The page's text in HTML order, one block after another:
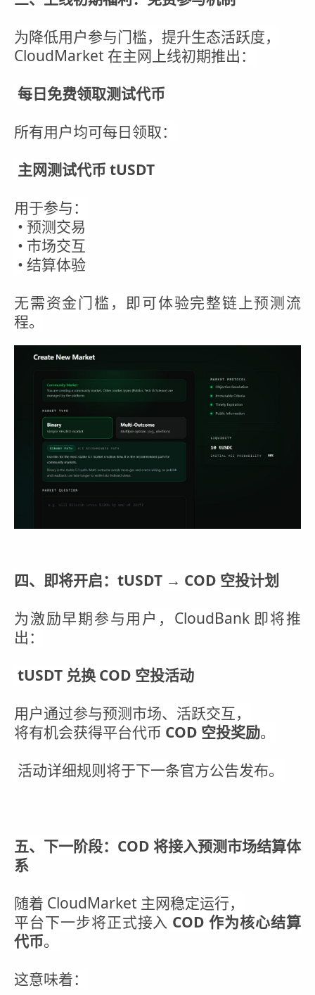
为降低用户参与门槛，提升生态活跃度，
CloudMarket 在主网上线初期推出：
每日免费领取测试代币
所有用户均可每日领取：
主网测试代币 tUSDT
用于参与：
• 预测交易
• 市场交互
• 结算体验
无需资金门槛，即可体验完整链上预测流
程。
四、即将开启：tUSDT → COD 空投计划
为激励早期参与用户，CloudBank 即将推
出：
tUSDT 兑换 COD 空投活动
用户通过参与预测市场、活跃交互，
将有机会获得平台代币 COD 空投奖励。
活动详细规则将于下一条官方公告发布。
五、下一阶段：COD 将接入预测市场结算体
系
随着 CloudMarket 主网稳定运行，
平台下一步将正式接入 COD 作为核心结算
代币。
这意味着：